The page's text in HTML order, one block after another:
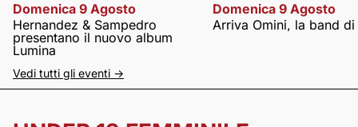
Domenica 9 Agosto
Hernandez & Sampedro
presentano il nuovo album
Lumina
Domenica 9 Agosto
Arriva Omini, la band
Vedi tutti gli eventi ->